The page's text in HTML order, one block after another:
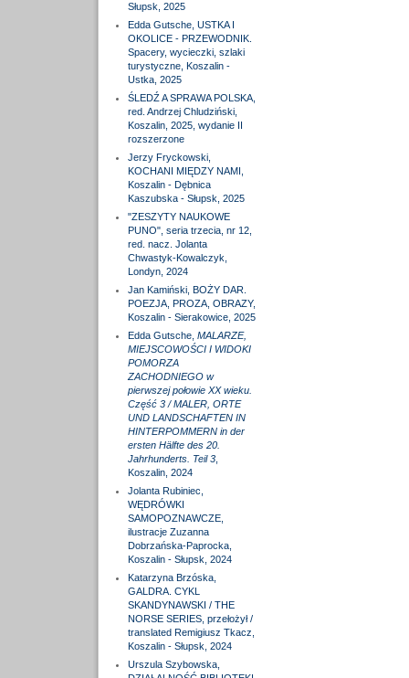
Słupsk, 2025
Edda Gutsche, USTKA I
OKOLICE - PRZEWODNIK.
Spacery, wycieczki, szlaki
turystyczne, Koszalin -
Ustka, 2025
ŚLEDŹ A SPRAWA POLSKA,
red. Andrzej Chludziński,
Koszalin, 2025, wydanie II
rozszerzone
Jerzy Fryckowski,
KOCHANI MIĘDZY NAMI,
Koszalin - Dębnica
Kaszubska - Słupsk, 2025
"ZESZYTY NAUKOWE
PUNO", seria trzecia, nr 12,
red. nacz. Jolanta
Chwastyk-Kowalczyk,
Londyn, 2024
Jan Kamiński, BOŻY DAR.
POEZJA, PROZA, OBRAZY,
Koszalin - Sierakowice, 2025
Edda Gutsche, MALARZE,
MIEJSCOWOŚCI I WIDOKI
POMORZA
ZACHODNIEGO w
pierwszej połowie XX wieku.
Część 3 / MALER, ORTE
UND LANDSCHAFTEN IN
HINTERPOMMERN in der
ersten Hälfte des 20.
Jahrhunderts. Teil 3,
Koszalin, 2024
Jolanta Rubiniec,
WĘDRÓWKI
SAMOPOZNAWCZE,
ilustracje Zuzanna
Dobrzańska-Paprocka,
Koszalin - Słupsk, 2024
Katarzyna Brzóska,
GALDRA. CYKL
SKANDYNAWSKI / THE
NORSE SERIES, przełożył /
translated Remigiusz Tkacz,
Koszalin - Słupsk, 2024
Urszula Szybowska,